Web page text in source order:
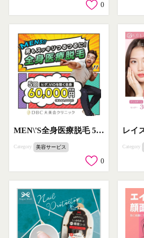
0
MEN\'S全身医療脱毛 5回コース（ヒゲ・VIO除く）
Category 美容サービス
0
Category